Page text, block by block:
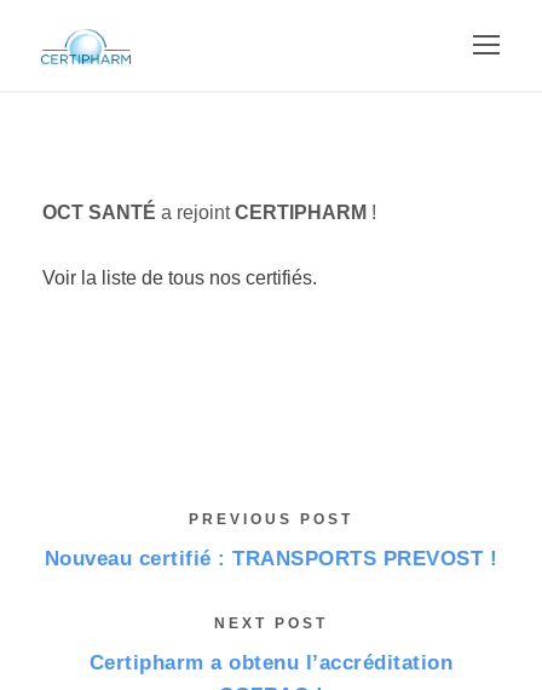
OCT SANTÉ a rejointCERTIPHARM !
Voir la liste de tous nos certifiés.
PREVIOUS POST
Nouveau certifié : TRANSPORTS PREVOST !
NEXT POST
Certipharm a obtenu l’accréditation